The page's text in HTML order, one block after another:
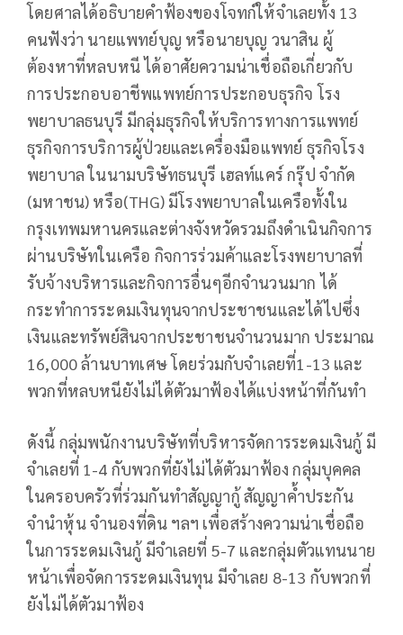
โดยศาลได้อธิบายคำฟ้องของโจทก์ให้จำเลยทั้ง 13
คนฟังว่า นายแพทย์บุญ หรือนายบุญ วนาสิน ผู้
ต้องหาที่หลบหนี ได้อาศัยความน่าเชื่อถือเกี่ยวกับ
การประกอบอาชีพแพทย์การประกอบธุรกิจ โรง
พยาบาลธนบุรี มีกลุ่มธุรกิจให้บริการทางการแพทย์
ธุรกิจการบริการผู้ป่วยและเครื่องมือแพทย์ ธุรกิจโรง
พยาบาล ในนามบริษัทธนบุรี เฮลท์แคร์ กรุ๊ป จำกัด
(มหาชน) หรือ(THG) มีโรงพยาบาลในเครือทั้งใน
กรุงเทพมหานครและต่างจังหวัดรวมถึงดำเนินกิจการ
ผ่านบริษัทในเครือ กิจการร่วมค้าและโรงพยาบาลที่
รับจ้างบริหารและกิจการอื่นๆอีกจำนวนมาก ได้
กระทำการระดมเงินทุนจากประชาชนและได้ไปซึ่ง
เงินและทรัพย์สินจากประชาชนจำนวนมาก ประมาณ
16,000 ล้านบาทเศษ โดยร่วมกับจำเลยที่1-13 และ
พวกที่หลบหนียังไม่ได้ตัวมาฟ้องได้แบ่งหน้าที่กันทำ
ดังนี้ กลุ่มพนักงานบริษัทที่บริหารจัดการระดมเงินกู้ มี
จำเลยที่ 1-4 กับพวกที่ยังไม่ได้ตัวมาฟ้อง กลุ่มบุคคล
ในครอบครัวที่ร่วมกันทำสัญญากู้ สัญญาค้ำประกัน
จำนำหุ้น จำนองที่ดิน ฯลฯ เพื่อสร้างความน่าเชื่อถือ
ในการระดมเงินกู้ มีจำเลยที่ 5-7 และกลุ่มตัวแทนนาย
หน้าเพื่อจัดการระดมเงินทุน มีจำเลย 8-13 กับพวกที่
ยังไม่ได้ตัวมาฟ้อง